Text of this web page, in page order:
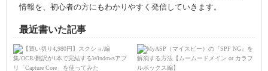
情報を、初心者の方にもわかりやすく発信していきます。
最近書いた記事